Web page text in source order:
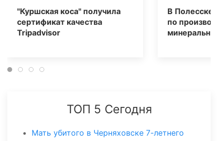
"Куршская коса" получила
сертификат качества
Tripаdvisor
В Полесске
по
ТОП 5 Сегодня
Мать убитого в Черняховске 7-летнего